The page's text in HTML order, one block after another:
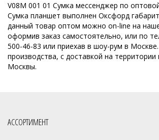
V08M 001 01 Сумка мессенджер по
Сумка планшет выполнен Оксфорд
данный товар оптом можно on-line на
оформив заказ самостоятельно, или по
500-46-83 или приехав в шоу-рум в
производства, с доставкой на территории
Москвы.
АССОРТИМЕНТ